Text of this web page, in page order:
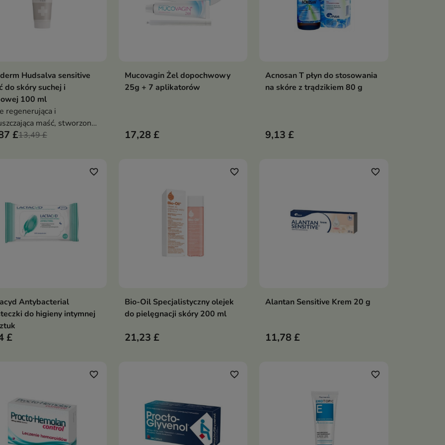
Dodaj do koszyka
Hudsalva sensitive
do skóry suchej i
100 ml
regenerująca i
maść, stworzona
do codziennej
£13,49 £
Dodaj do koszyka
Mucovagin Żel dopochwowy
25g + 7 aplikatorów
17,28 £
Dodaj do koszyka
Acnosan T płyn do stosowania
na skóre z trądzikiem 80 g
9,13 £
Dodaj do koszyka
favorite_border
Antybacterial
do higieny intymnej
£
Dodaj do koszyka
favorite_border
Bio-Oil Specjalistyczny olejek
do pielęgnacji skóry 200 ml
21,23 £
Dodaj do koszyka
favorite_border
Alantan Sensitive Krem 20 g
11,78 £
favorite_border favorite_border favorite_border